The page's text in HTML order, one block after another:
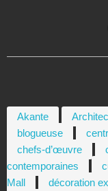
Akante
blogueuse
chefs-d’œuvre
contemporaines
Mall
décoration